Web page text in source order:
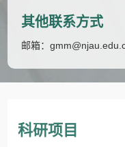
其他联系方式
邮箱：
科研项目